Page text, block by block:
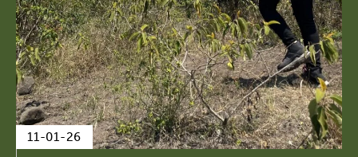
11-01-26